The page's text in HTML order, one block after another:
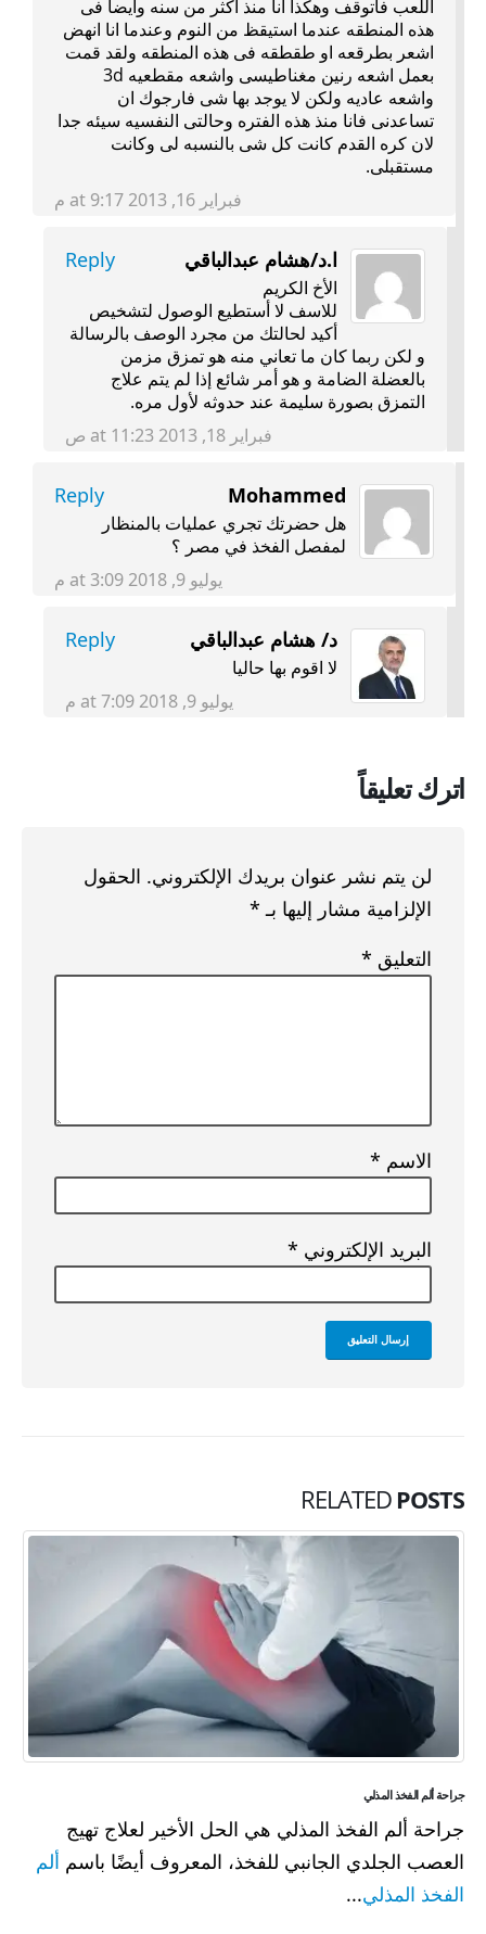
اللعب فاتوقف وهكذا انا منذ اكثر من سنه وايضا فى
هذه المنطقه عندما استيقظ من النوم وعندما انا انهض
اشعر بطرقعه او طقطقه فى هذه المنطقه ولقد قمت
بعمل اشعه رنين مغناطيسى واشعه مقطعيه 3d
واشعه عاديه ولكن لا يوجد بها شى فارجوك ان
تساعدنى فانا منذ هذه الفتره وحالتى النفسيه سيئه جدا
لان كره القدم كانت كل شى بالنسبه لى وكانت
مستقبلى.
فبراير 16, 2013 at 9:17 م
ا.د/هشام عبدالباقي Reply
الأخ الكريم
للاسف لا أستطيع الوصول لتشخيص
أكيد لحالتك من مجرد الوصف بالرسالة
و لكن ربما كان ما تعاني منه هو تمزق مزمن
بالعضلة الضامة و هو أمر شائع إذا لم يتم علاج
التمزق بصورة سليمة عند حدوثه لأول مره.
فبراير 18, 2013 at 11:23 ص
Mohammed
Reply
هل حضرتك تجري عمليات بالمنظار
لمفصل الفخذ في مصر ؟
يوليو 9, 2018 at 3:09 م
د/ هشام عبدالباقي Reply
لا اقوم بها حاليا
يوليو 9, 2018 at 7:09 م
اترك تعليقاً
لن يتم نشر عنوان بريدك الإلكتروني. الحقول
الإلزامية مشار إليها بـ *
التعليق *
الاسم *
البريد الإلكتروني *
RELATED POSTS
جراحة ألم الفخذ المذلي
جراحة ألم الفخذ المذلي هي الحل الأخير لعلاج تهيج
العصب الجلدي الجانبي للفخذ، المعروف أيضًا باسم ألم
الفخذ المذلي...